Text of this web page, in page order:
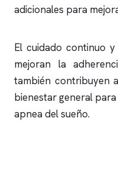
adicionales para
El cuidado continuo
mejoran la
también contribuyen
bienestar general
apnea del sueño.